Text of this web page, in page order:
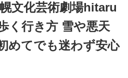
文化芸術劇場hitaru
く行き方 雪や悪天
めてでも迷わず安心